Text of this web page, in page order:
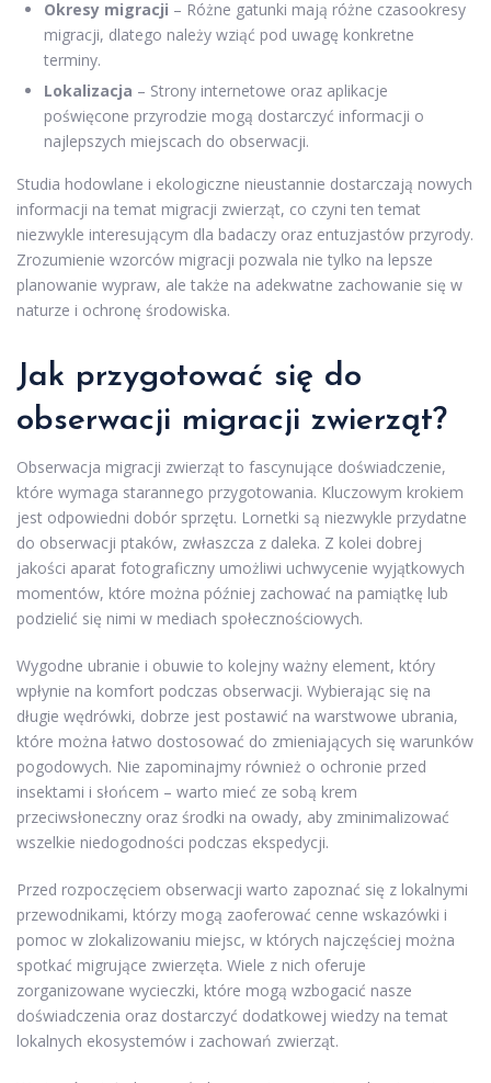
Okresy migracji – Różne gatunki mają różne czasookresy
migracji, dlatego należy wziąć pod uwagę konkretne
terminy.
Lokalizacja – Strony internetowe oraz aplikacje
poświęcone przyrodzie mogą dostarczyć informacji o
najlepszych miejscach do obserwacji.
Studia hodowlane i ekologiczne nieustannie dostarczają nowych
informacji na temat migracji zwierząt, co czyni ten temat
niezwykle interesującym dla badaczy oraz entuzjastów przyrody.
Zrozumienie wzorców migracji pozwala nie tylko na lepsze
planowanie wypraw, ale także na adekwatne zachowanie się w
naturze i ochronę środowiska.
Jak przygotować się do
obserwacji migracji zwierząt?
Obserwacja migracji zwierząt to fascynujące doświadczenie,
które wymaga starannego przygotowania. Kluczowym krokiem
jest odpowiedni dobór sprzętu. Lornetki są niezwykle przydatne
do obserwacji ptaków, zwłaszcza z daleka. Z kolei dobrej
jakości aparat fotograficzny umożliwi uchwycenie wyjątkowych
momentów, które można później zachować na pamiątkę lub
podzielić się nimi w mediach społecznościowych.
Wygodne ubranie i obuwie to kolejny ważny element, który
wpłynie na komfort podczas obserwacji. Wybierając się na
długie wędrówki, dobrze jest postawić na warstwowe ubrania,
które można łatwo dostosować do zmieniających się warunków
pogodowych. Nie zapominajmy również o ochronie przed
insektami i słońcem – warto mieć ze sobą krem
przeciwsłoneczny oraz środki na owady, aby zminimalizować
wszelkie niedogodności podczas ekspedycji.
Przed rozpoczęciem obserwacji warto zapoznać się z lokalnymi
przewodnikami, którzy mogą zaoferować cenne wskazówki i
pomoc w zlokalizowaniu miejsc, w których najczęściej można
spotkać migrujące zwierzęta. Wiele z nich oferuje
zorganizowane wycieczki, które mogą wzbogacić nasze
doświadczenia oraz dostarczyć dodatkowej wiedzy na temat
lokalnych ekosystemów i zachowań zwierząt.